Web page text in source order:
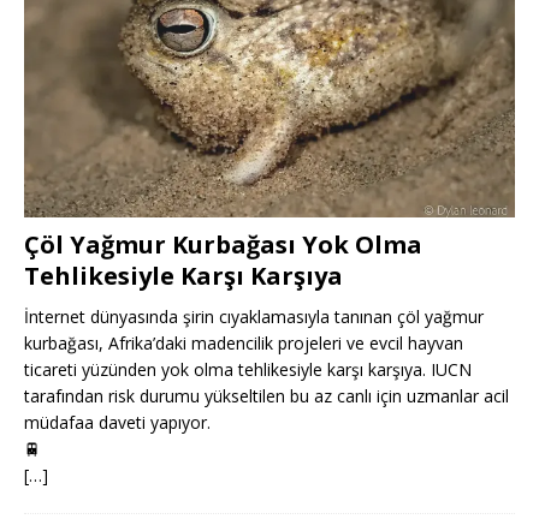
Çöl Yağmur Kurbağası Yok Olma
Tehlikesiyle Karşı Karşıya
İnternet dünyasında şirin cıyaklamasıyla tanınan çöl yağmur
kurbağası, Afrika’daki madencilik projeleri ve evcil hayvan
ticareti yüzünden yok olma tehlikesiyle karşı karşıya. IUCN
tarafından risk durumu yükseltilen bu az canlı için uzmanlar acil
müdafaa daveti yapıyor.
🚆
[…]